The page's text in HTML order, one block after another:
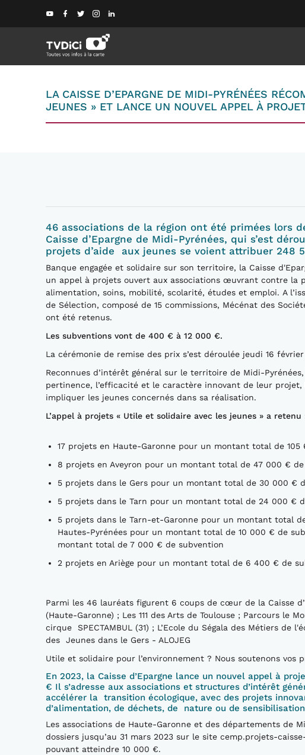
LA CAISSE D’EPARGNE DE MIDI-PYRÉNÉES
JEUNES » ET LANCE UN NOUVEL APPEL À
46 associations de la région ont été primées lors
Caisse d’Epargne de Midi-Pyrénées, qui s’est
projets d’aide aux jeunes se voient attribuer 248
Banque engagée et solidaire sur son territoire, la Caisse
un appel à projets ouvert aux associations œuvrant contre la
alimentation, soins, mobilité, scolarité, études et emploi. A
de Sélection, composé de 15 commissions, Mécénat des
ont été retenus.
Les subventions vont de 400 € à 12 000 €.
La cérémonie de remise des prix s’est déroulée jeudi 16
Reconnues d’intérêt général sur le territoire de Midi-
pertinence, l’efficacité et le caractère innovant de leur
impliquer les jeunes concernés dans sa réalisation.
L’appel à projets « Utile et solidaire avec les jeunes » a retenu
17 projets en Haute-Garonne pour un montant total de
8 projets en Aveyron pour un montant total de 47 000 €
5 projets dans le Gers pour un montant total de 30 000 €
5 projets dans le Tarn pour un montant total de 24 000 €
5 projets dans le Tarn-et-Garonne pour un montant total
Hautes-Pyrénées pour un montant total de 10 000 € de
montant total de 7 000 € de subvention
2 projets en Ariège pour un montant total de 6 400 € de
Parmi les 46 lauréats figurent 6 coups de cœur de la Caisse
(Haute-Garonne) ; Les 111 des Arts de Toulouse ; Parcours le
cirque SPECTAMBUL (31) ; L’Ecole du Ségala des Métiers de
des Jeunes dans le Gers - ALOJEG
Utile et solidaire pour l’environnement ? Nous soutenons vos
En 2023, la Caisse d’Epargne lance un nouvel appel à
€ Il s’adresse aux associations et structures d’intérêt
accélérer la transition écologique, avec des projets
d’alimentation, de déchets, de nature ou de
Les associations de Haute-Garonne et des départements de
dossiers jusqu’au 31 mars 2023 sur le site cemp.projets-
pouvant atteindre 10 000 €.